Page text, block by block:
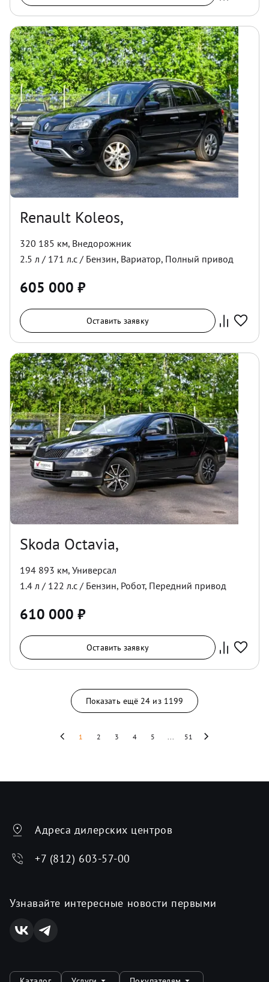
Renault Koleos,
320 185 км, Внедорожник
2.5 л / 171 л.с / Бензин, Вариатор, Полный привод
605 000 ₽
Оставить заявку
Skoda Octavia,
194 893 км, Универсал
1.4 л / 122 л.с / Бензин, Робот, Передний привод
610 000 ₽
Оставить заявку
Показать ещё 24 из 1199
1 2 3 4 5 51
Адреса дилерских центров
+7 (812) 603-57-00
Узнавайте интересные новости первыми